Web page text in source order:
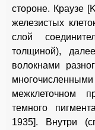
стороне. Краузе
железистых
слой
толщиной),
волокнами
многочисленными
межклеточном
темного
1935]. Внутри